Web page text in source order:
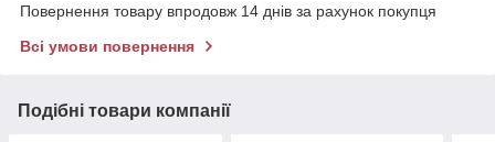
Повернення товару впродовж 14 днів за рахунок покупця
Всі умови повернення
Подібні товари компанії